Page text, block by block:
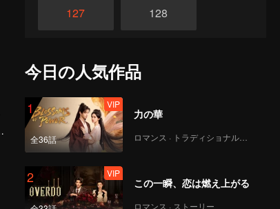
127 128
131
133
135 136
今日の人気作品
1
全36話
VIP
力の華
ロマンス · トラディショナル・コスチューム
2 VIP
この一瞬、恋は燃え上がる
ロマンス · ストーリー